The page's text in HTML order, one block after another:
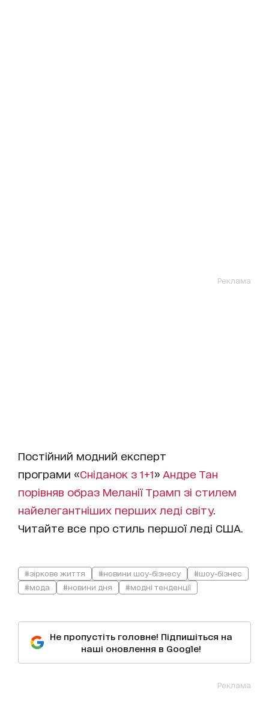
Реклама
Постійний модний експерт
програми «Сніданок з 1+1» Андре Тан
порівняв образ Меланії Трамп зі стилем
найелегантніших перших леді світу.
Читайте все про стиль першої леді США.
#зіркове життя #новини шоу-бізнесу
#шоу-бізнес
#мода
#новини дня #модні тенденції
Не пропустіть головне! Підпишіться на
наші оновлення в Google!
Реклама